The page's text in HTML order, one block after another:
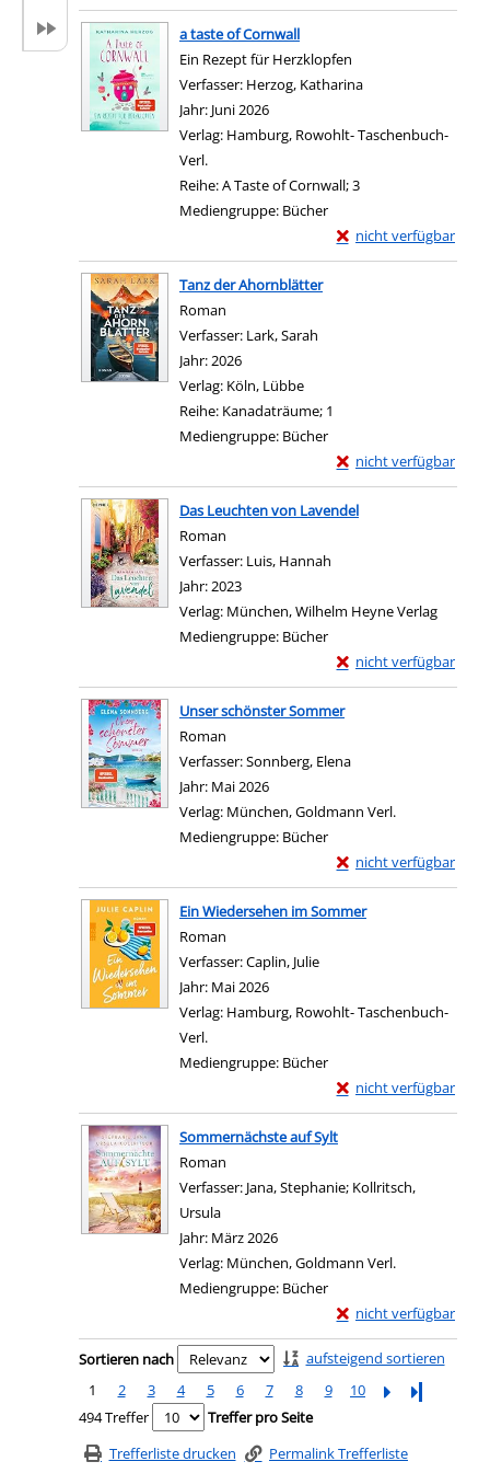
Zum Download von
a taste of Cornwall
Ein Rezept für Herzklopfen
Verfasser: Herzog, Katharina
Jahr: Juni 2026
Verlag: Hamburg, Rowohlt- Taschenbuch-
Verl.
Reihe:A Taste of Cornwall; 3
Mediengruppe: Bücher
nicht verfügbar
Exemplar-Details von
Zum Download von
Tanz der Ahornblätter
Roman
Verfasser: Lark, Sarah
Jahr:2026
Verlag: Köln, Lübbe
Reihe: Kanadaträume; 1
Mediengruppe: Bücher
nicht verfügbar
Exemplar-Details von
Zum Download von
Das Leuchten von Lavendel
Roman
Verfasser: Luis, Hannah
Jahr:2023
Verlag: München, Wilhelm Heyne Verlag
Mediengruppe: Bücher
nicht verfügbar
Exemplar-Details von
Zum Download von
Unser schönster Sommer
Roman
Verfasser:Sonnberg, Elena
Jahr: Mai 2026
Verlag: München, Goldmann Verl.
Mediengruppe: Bücher
nicht verfügbar
Exemplar-Details von
Zum Download von
Ein Wiedersehen im Sommer
Roman
Verfasser:Caplin, Julie
Jahr: Mai 2026
Verlag: Hamburg, Rowohlt- Taschenbuch-
Verl.
Mediengruppe: Bücher
nicht verfügbar
Exemplar-Details von
Zum Download von
Sommernächste auf Sylt
Roman
Verfasser: Jana, Stephanie; Kollritsch,
Ursula
Jahr: März 2026
Verlag: München, Goldmann Verl.
Mediengruppe: Bücher
nicht verfügbar
Exemplar-Details von
Zum Download von
Zu den Suchfiltern springen
Sortieren nach
aufsteigend sortieren
1
2 3 4 5 6 7 8 9 10
Letzte Seite
494 Treffer
Treffer pro Seite
Trefferliste drucken
Permalink Trefferliste